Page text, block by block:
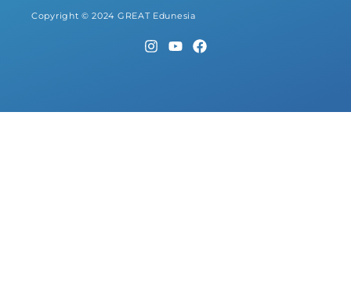
Copyright © 2024 GREAT Edunesia